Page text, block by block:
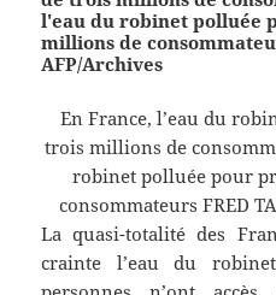
En France, l’eau du
trois millions de
robinet polluée pour
consommateurs FRED
La quasi-totalité des
crainte l’eau du